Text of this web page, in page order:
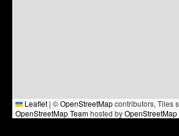
Leaflet | ©OpenStreetMapcontributors, Tiles
OpenStreetMap Teamhosted by